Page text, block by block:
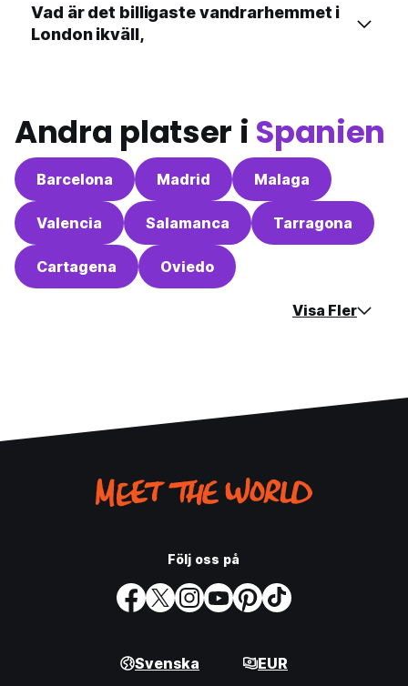
Vad är det billigaste vandrarhemmet i
London ikväll,
Andra platser i Spanien
Barcelona Madrid Malaga
Valencia Salamanca Tarragona
Cartagena Oviedo
Visa Fler
Följ oss på
Svenska EUR